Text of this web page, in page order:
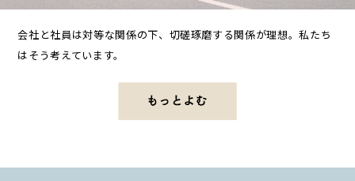
会社と社員は対等な関係の下、切磋琢磨する関係が理想。私たち
はそう考えています。